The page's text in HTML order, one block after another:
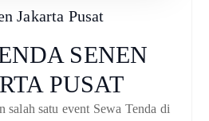
Jakarta Pusat
SENEN
PUSAT
salah satu event Sewa Tenda di